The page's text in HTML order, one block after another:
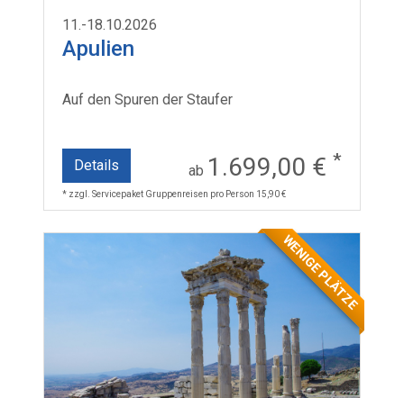
11.-18.10.2026
Apulien
Auf den Spuren der Staufer
Details ab 1.699,00 € *
* zzgl. Servicepaket Gruppenreisen pro Person 15,90 €
WENIGE PLÄTZE